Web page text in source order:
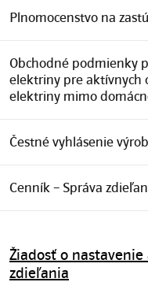
Plnomocenstvo na
Obchodné podmienky
elektriny pre aktívnych
elektriny mimo
Čestné vyhlásenie
Cenník – Správa
Žiadosť o
zdieľania